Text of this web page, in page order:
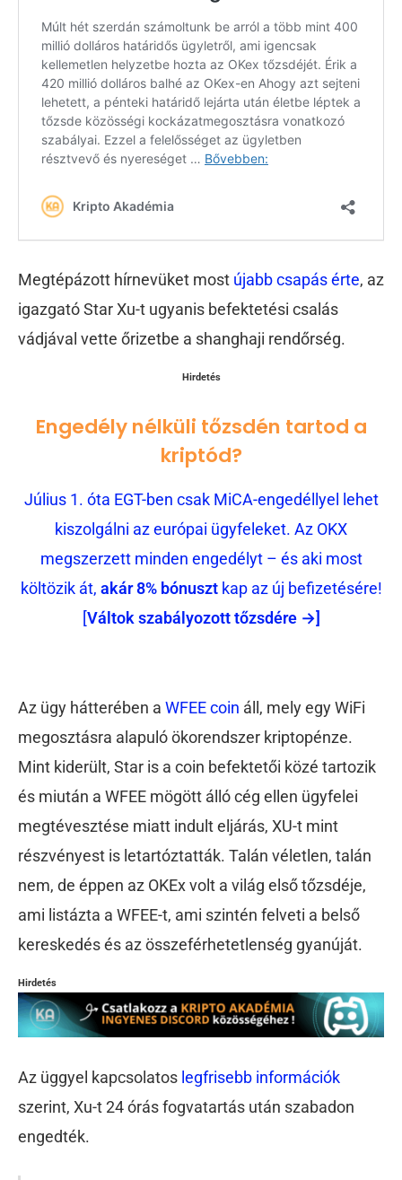
Megtépázott hírnevüket most újabb csapás érte, az
igazgató Star Xu-t ugyanis befektetési csalás
vádjával vette őrizetbe a shanghaji rendőrség.
Hirdetés
Engedély nélküli tőzsdén tartod a
kriptód?
Július 1. óta EGT-ben csak MiCA-engedéllyel lehet
kiszolgálni az európai ügyfeleket. Az OKX
megszerzett minden engedélyt – és aki most
költözik át, akár 8% bónusztkap az új befizetésére!
[Váltok szabályozott tőzsdére →]
Az ügy hátterében a WFEE coin áll, mely egy WiFi
megosztásra alapuló ökorendszer kriptopénze.
Mint kiderült, Star is a coin befektetői közé tartozik
és miután a WFEE mögött álló cég ellen ügyfelei
megtévesztése miatt indult eljárás, XU-t mint
részvényest is letartóztatták. Talán véletlen, talán
nem, de éppen az OKEx volt a világ első tőzsdéje,
ami listázta a WFEE-t, ami szintén felveti a belső
kereskedés és az összeférhetetlenség gyanúját.
Hirdetés
Az üggyel kapcsolatos legfrisebb információk
szerint, Xu-t 24 órás fogvatartás után szabadon
engedték.